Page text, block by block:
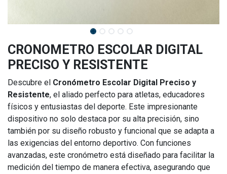
CRONOMETRO ESCOLAR DIGITAL
PRECISO Y RESISTENTE
Descubre el Cronómetro Escolar Digital Preciso y
Resistente, el aliado perfecto para atletas, educadores
físicos y entusiastas del deporte. Este impresionante
dispositivo no solo destaca por su alta precisión, sino
también por su diseño robusto y funcional que se adapta a
las exigencias del entorno deportivo. Con funciones
avanzadas, este cronómetro está diseñado para facilitar la
medición del tiempo de manera efectiva, asegurando que